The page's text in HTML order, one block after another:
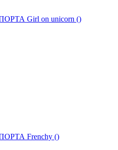
Girl on unicorn ()
Frenchy ()